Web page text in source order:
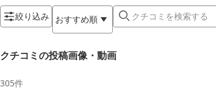
絞り込み おすすめ順
クチコミの投稿画像・動画
305件